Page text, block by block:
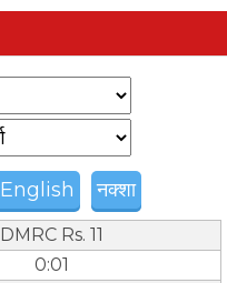
English नक्शा
DMRC Rs. 11
0:01